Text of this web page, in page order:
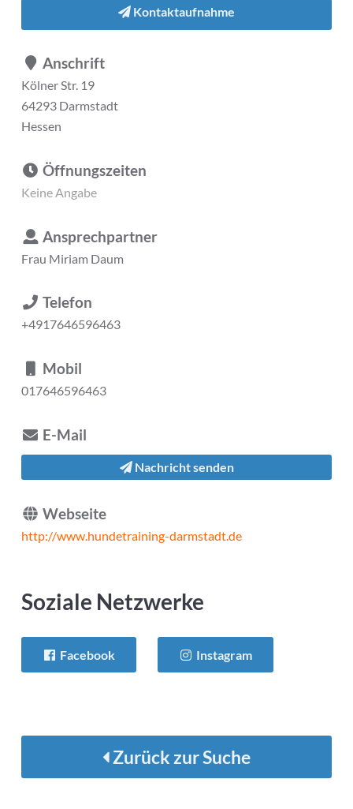
Kontaktaufnahme
Anschrift
Kölner Str. 19
64293 Darmstadt
Hessen
Öffnungszeiten
Keine Angabe
Ansprechpartner
Frau Miriam Daum
Telefon
+4917646596463
Mobil
017646596463
E-Mail
Nachricht senden
Webseite
http://www.hundetraining-darmstadt.de
Soziale Netzwerke
Facebook Instagram
Zurück zur Suche